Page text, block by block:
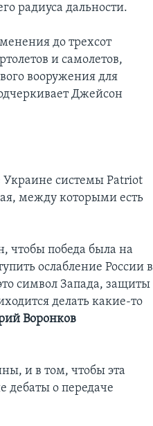
радиуса дальности.
до трехсот
и самолетов,
вооружения для
Джейсон
Украине системы Patriot
между которыми есть
чтобы победа была на
ослабление России в
символ Запада, защиты
делать какие-то
Воронков
и в том, чтобы эта
дебаты о передаче